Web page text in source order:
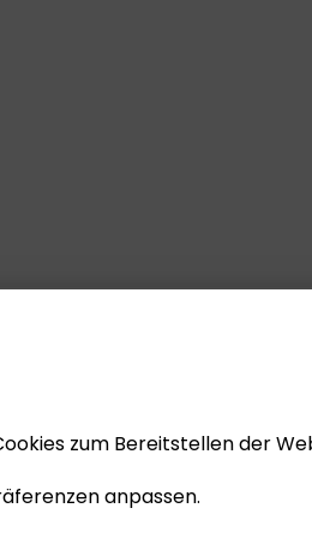
zum Bereitstellen der
anpassen.